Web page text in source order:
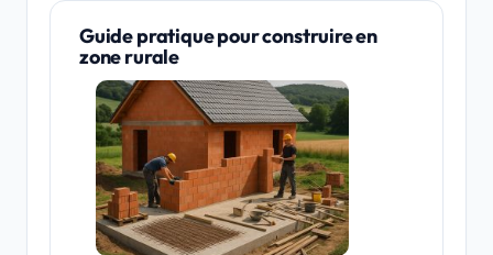
Guide pratique pour construire en
zone rurale